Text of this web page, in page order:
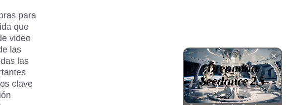
para
que
video
las
las
clave